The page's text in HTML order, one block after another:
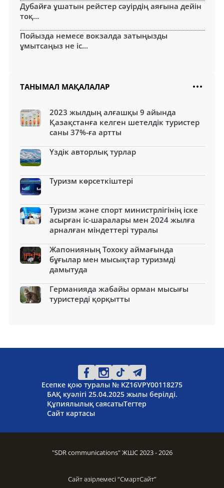
Дубайға ұшатын рейстер сәуірдің аяғына дейін
тоқ...
Пойызда немесе вокзалда затыңызды
ұмытсаңыз не іс...
ТАНЫМАЛ МАҚАЛАЛАР
2023 жылдың алғашқы 9 айында
Қазақстанға келген шетелдік туристер
саны 37%-ға артты
Үздік авторлық турлар
Туризм көрсеткіштері
Туризм және спорт министрлігінің іске
асырған іс-шаралары мен 2024 жылға
арналған міндеттері туралы
Жапонияның Тохоку аймағында
бұғылар мен мысықтар туризмді
дамытуда
Германияда жабайы орман мысығы
туристерді қорқытты
Есепке қою туралы № KZ16VPY00118275
БАҚ куәлігі 25.04.2025 жылы берілді.
Құпиялылық саясатыТегтер
Сайт картасы
"SDR communications" ЖШС 2023 - 2026
Сайт әзірлемесі “СмартСайт”